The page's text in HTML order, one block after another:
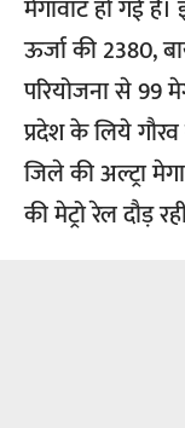
मेगावॉट हो गई
ऊर्जा की 2380,
परियोजना से 99
प्रदेश के लिये
जिले की अल्ट्रा
की मेट्रो रेल दौड़